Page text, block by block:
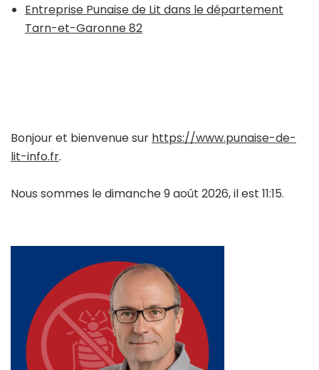
Entreprise Punaise de Lit dans le département
Tarn-et-Garonne 82
Bonjour et bienvenue sur https://www.punaise-de-
lit-info.fr.
Nous sommes le dimanche 9 août 2026, il est 11:15.